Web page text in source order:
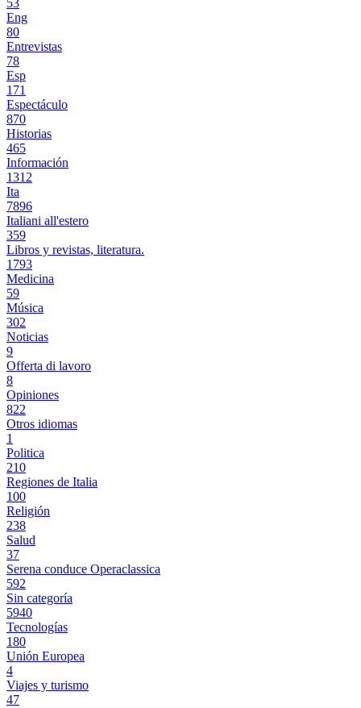
53
Eng
80
Entrevistas
78
Esp
171
Espectáculo
870
Historias
465
Información
1312
Ita
7896
Italiani all'estero
359
Libros y revistas, literatura.
1793
Medicina
59
Música
302
Noticias
9
Offerta di lavoro
8
Opiniones
822
Otros idiomas
1
Politica
210
Regiones de Italia
100
Religión
238
Salud
37
Serena conduce Operaclassica
592
Sin categoría
5940
Tecnologías
180
Unión Europea
4
Viajes y turismo
47